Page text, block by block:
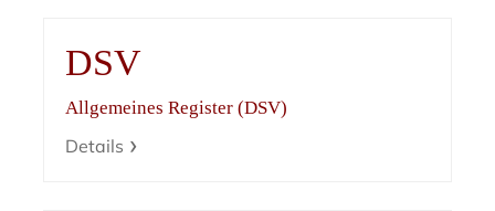
DSV
Allgemeines Register (DSV)
Details